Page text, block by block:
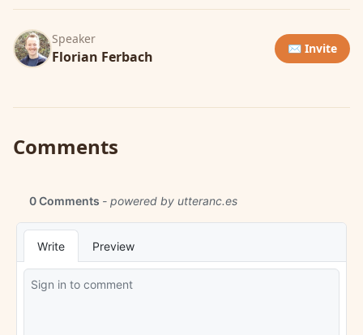
Speaker
Florian Ferbach ✉️ Invite
Comments